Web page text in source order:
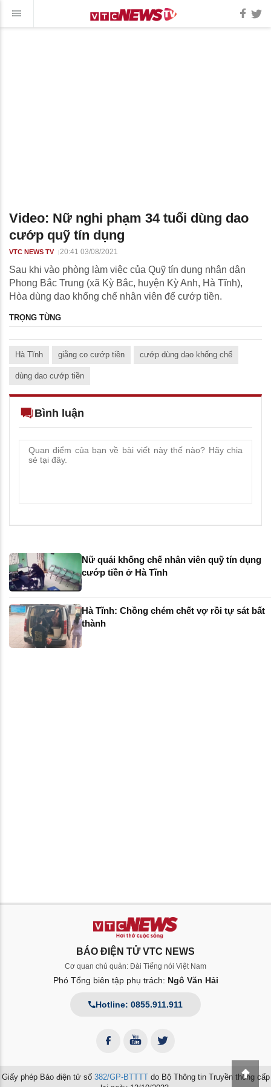
Video: Nữ nghi phạm 34 tuổi dùng dao
cướp quỹ tín dụng
VTC NEWS TV 20:41 03/08/2021
Sau khi vào phòng làm việc của Quỹ tín dụng nhân dân
Phong Bắc Trung (xã Kỳ Bắc, huyện Kỳ Anh, Hà Tĩnh),
Hòa dùng dao khống chế nhân viên để cướp tiền.
TRỌNG TÙNG
Hà Tĩnh giằng co cướp tiền cướp dùng dao khống chế
dùng dao cướp tiền
Bình luận
Nữ quái khống chế nhân viên quỹ tín dụng
cướp tiền ở Hà Tĩnh
Hà Tĩnh: Chồng chém chết vợ rồi tự sát bất
thành
BÁO ĐIỆN TỬ VTC NEWS
Cơ quan chủ quản: Đài Tiếng nói Việt Nam
Phó Tổng biên tập phụ trách: Ngô Văn Hải
Hotline: 0855.911.911
Giấy phép Báo điện tử số 382/GP-BTTTTdo Bộ Thông tin Truyền thông cấp